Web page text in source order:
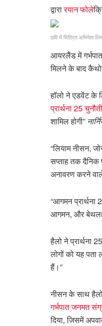
द्वारारयान फोले
छवि में चित्रित अभिनेता
आयरलैंड में
मिलने के बाद
हॉलो ने एडवेंट के
प्रार्थना 25 चुनौती
शामिल होगी”
“लियाम नीसन,
सप्ताह तक दैनिक
अनावरण करने
“आगमन
आगमन, और
हैलो ने प्रार्थना
लोगों को यह
हैं।”
नीसन के साथ
गर्भपात जनमत
दिया, जिसमें